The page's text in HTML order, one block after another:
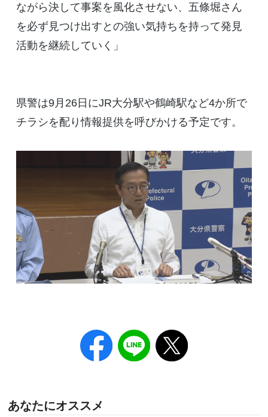
ながら決して事案を風化させない、五條堀さん
を必ず見つけ出すとの強い気持ちを持って発見
活動を継続していく」
県警は9月26日にJR大分駅や鶴崎駅など4か所で
チラシを配り情報提供を呼びかける予定です。
あなたにオススメ